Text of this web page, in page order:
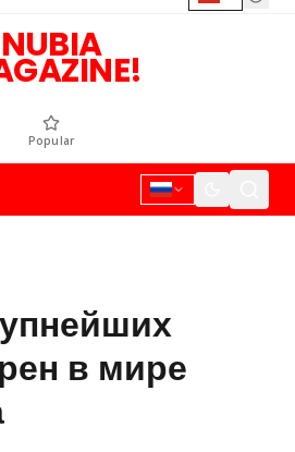
NUBIA
Popular
в мире